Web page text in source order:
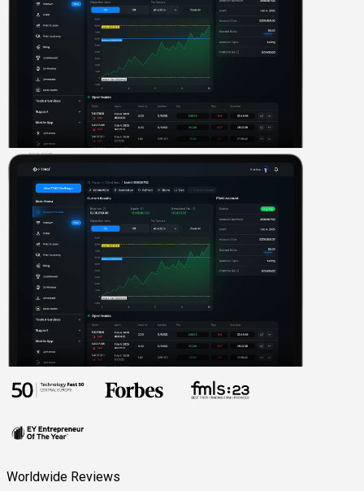
Worldwide Reviews